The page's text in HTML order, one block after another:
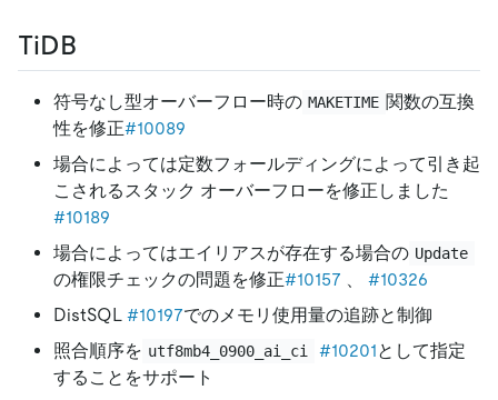
TiDB
符号なし型オーバーフロー時の MAKETIME 関数の互換
性を修正#10089
場合によっては定数フォールディングによって引き起
こされるスタック オーバーフローを修正しました
#10189
場合によってはエイリアスが存在する場合の Update
の権限チェックの問題を修正#10157
#10326
DistSQL #10197でのメモリ使用量の追跡と制御
照合順序を utf8mb4_0900_ai_ci #10201として指定
することをサポート